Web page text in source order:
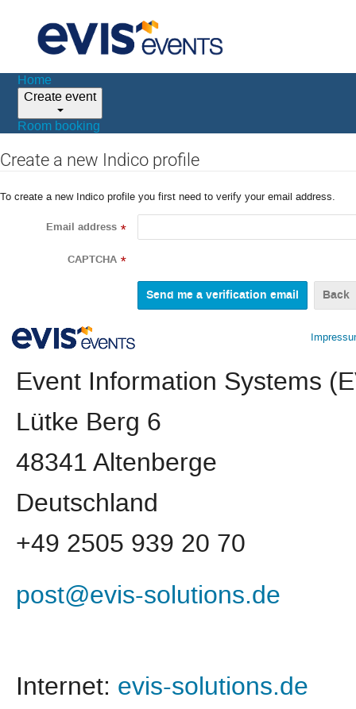
Home
Create event
Room booking
Create a new Indico profile
To create a new Indico profile you first need to verify your email address.
Email address *
CAPTCHA *
Back
Event Information Systems
Lütke Berg 6
48341 Altenberge
Deutschland
+49 2505 939 20 70
post@evis-solutions.de
Internet: evis-solutions.de